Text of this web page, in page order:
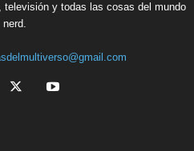
y todas las cosas del mundo
nerd.